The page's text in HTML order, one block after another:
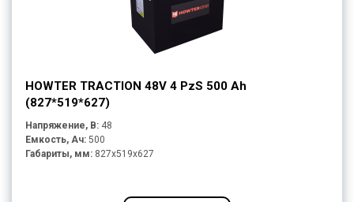
HOWTER TRACTION 48V 4 PzS 500 Ah
(827*519*627)
Напряжение, В: 48
Емкость, Ач: 500
Габариты, мм: 827x519x627